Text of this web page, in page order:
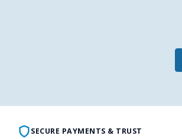
SECURE PAYMENTS & TRUST